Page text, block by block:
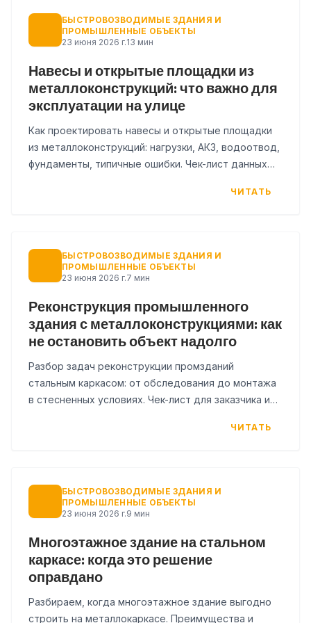
БЫСТРОВОЗВОДИМЫЕ ЗДАНИЯ И
ПРОМЫШЛЕННЫЕ ОБЪЕКТЫ
23 июня 2026 г.13 мин
Навесы и открытые площадки из
металлоконструкций: что важно для
эксплуатации на улице
Как проектировать навесы и открытые площадки
из металлоконструкций: нагрузки, АКЗ, водоотвод,
фундаменты, типичные ошибки. Чек-лист данных
ЧИТАТЬ
БЫСТРОВОЗВОДИМЫЕ ЗДАНИЯ И
ПРОМЫШЛЕННЫЕ ОБЪЕКТЫ
23 июня 2026 г.7 мин
Реконструкция промышленного
здания с металлоконструкциями: как
не остановить объект надолго
Разбор задач реконструкции промзданий
стальным каркасом: от обследования до монтажа
в стесненных условиях. Чек-лист для заказчика и
ЧИТАТЬ
БЫСТРОВОЗВОДИМЫЕ ЗДАНИЯ И
ПРОМЫШЛЕННЫЕ ОБЪЕКТЫ
23 июня 2026 г.9 мин
Многоэтажное здание на стальном
каркасе: когда это решение
оправдано
Разбираем, когда многоэтажное здание выгодно
строить на металлокаркасе. Преимущества и